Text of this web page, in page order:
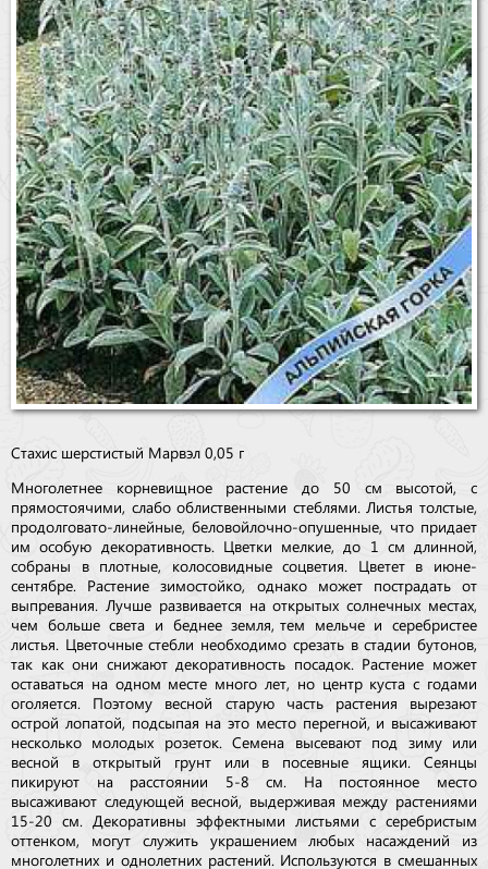
Стахис шерстистый Марвэл 0,05 г
Многолетнее корневищное растение до 50 см высотой, с
прямостоячими, слабо облиственными стеблями. Листья толстые,
продолговато-линейные, беловойлочно-опушенные, что придает
им особую декоративность. Цветки мелкие, до 1 см длинной,
собраны в плотные, колосовидные соцветия. Цветет в июне-
сентябре. Растение зимостойко, однако может пострадать от
выпревания. Лучше развивается на открытых солнечных местах,
чем больше света и беднее земля, тем мельче и серебристее
листья. Цветочные стебли необходимо срезать в стадии бутонов,
так как они снижают декоративность посадок. Растение может
оставаться на одном месте много лет, но центр куста с годами
оголяется. Поэтому весной старую часть растения вырезают
острой лопатой, подсыпая на это место перегной, и высаживают
несколько молодых розеток. Семена высевают под зиму или
весной в открытый грунт или в посевные ящики. Сеянцы
пикируют на расстоянии 5-8 см. На постоянное место
высаживают следующей весной, выдерживая между растениями
15-20 см. Декоративны эффектными листьями с серебристым
оттенком, могут служить украшением любых насаждений из
многолетних и однолетних растений. Используются в смешанных